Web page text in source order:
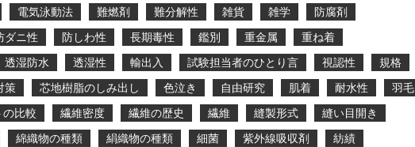
電気泳動法 難燃剤 難分解性 雑貨 雑学
防腐剤
ダニ性 防しわ性 長期毒性 鑑別 重金属
重ね着
透湿防水 透湿性 輸出入 試験担当者のひとり言 視認性
規格
策 芯地樹脂のしみ出し 色泣き 自由研究 肌着 耐水性
羽毛
比較 繊維密度 繊維の歴史 繊維 縫製形式
縫い目開き
綿織物の種類 絹織物の種類 細菌 紫外線吸収剤
紡績